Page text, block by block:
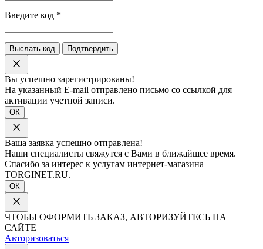
Введите код *
Выслать код Подтвердить
Вы успешно зарегистрированы!
На указанный E-mail отправлено письмо со ссылкой для
активации учетной записи.
ОК
Ваша заявка успешно отправлена!
Наши специалисты свяжутся с Вами в ближайшее время.
Спасибо за интерес к услугам интернет-магазина
TORGINET.RU.
ОК
ЧТОБЫ ОФОРМИТЬ ЗАКАЗ, АВТОРИЗУЙТЕСЬ НА
САЙТЕ
Авторизоваться